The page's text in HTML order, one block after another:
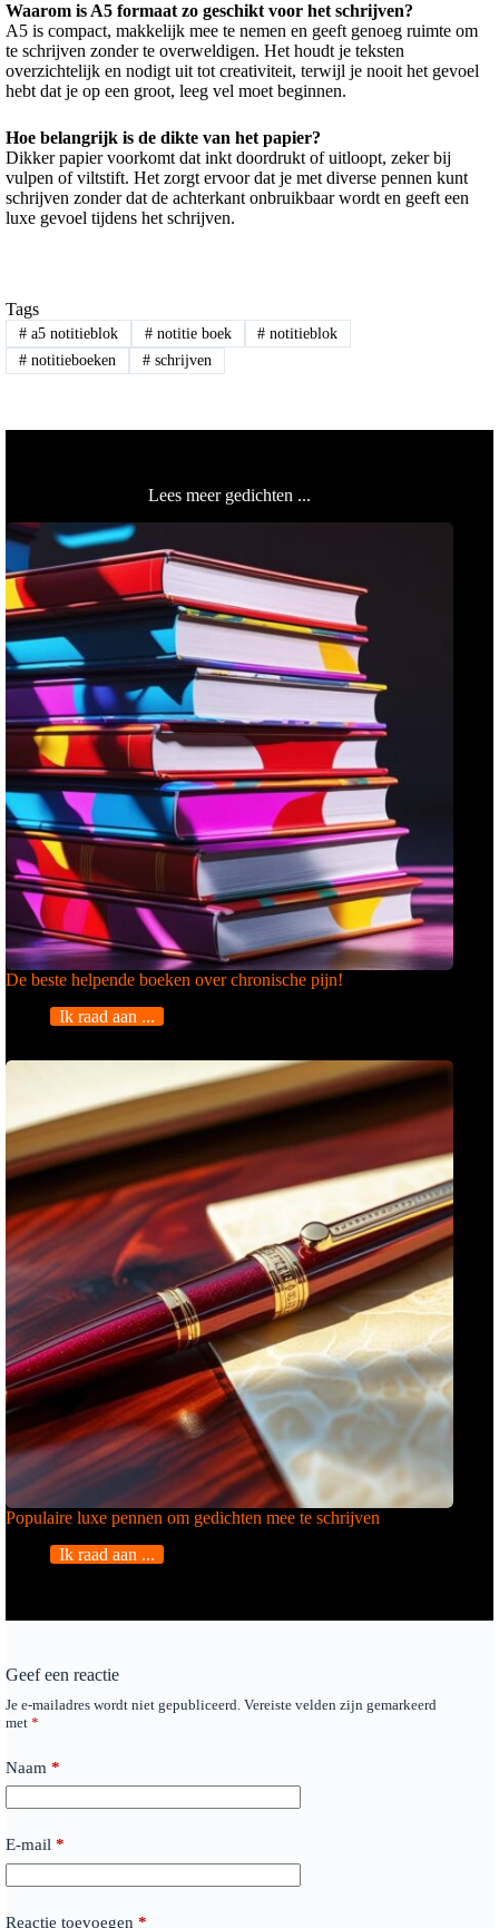
Waarom is A5 formaat zo geschikt voor het schrijven?
A5 is compact, makkelijk mee te nemen en geeft genoeg ruimte om
te schrijven zonder te overweldigen. Het houdt je teksten
overzichtelijk en nodigt uit tot creativiteit, terwijl je nooit het gevoel
hebt dat je op een groot, leeg vel moet beginnen.
Hoe belangrijk is de dikte van het papier?
Dikker papier voorkomt dat inkt doordrukt of uitloopt, zeker bij
vulpen of viltstift. Het zorgt ervoor dat je met diverse pennen kunt
schrijven zonder dat de achterkant onbruikbaar wordt en geeft een
luxe gevoel tijdens het schrijven.
Tags
#a5 notitieblok #notitie boek # notitieblok
#notitieboeken #schrijven
Lees meer gedichten ...
De beste helpende boeken over chronische pijn!
Ik raad aan ...
Populaire luxe pennen om gedichten mee te schrijven
Ik raad aan ...
Geef een reactie
Je e-mailadres wordt niet gepubliceerd. Vereiste velden zijn gemarkeerd
met *
Naam *
E-mail *
Reactie toevoegen *